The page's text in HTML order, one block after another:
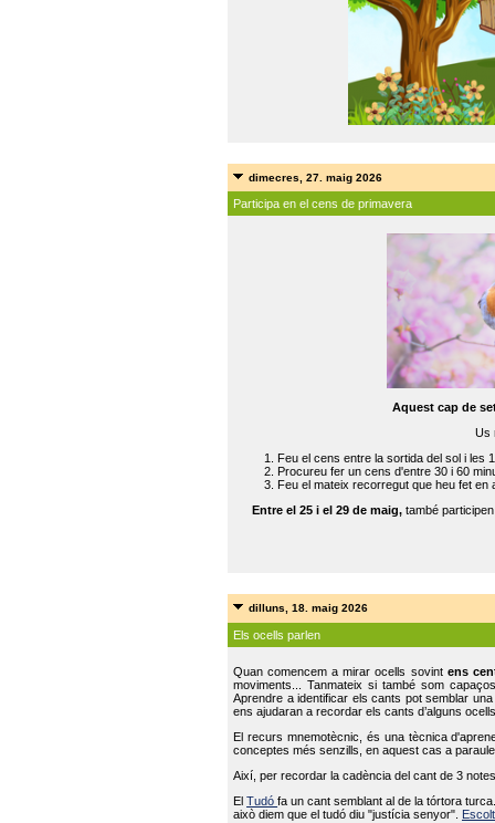
dimecres, 27. maig 2026
Participa en el cens de primavera
Aquest cap de
Us
Feu el cens entre la sortida del sol i les
Procureu fer un cens d'entre 30 i 60
Feu el mateix recorregut que heu fet en
Entre el 25 i el 29 de maig, també
dilluns, 18. maig 2026
Els ocells parlen
Quan comencem a mirar ocells sovint ens
moviments... Tanmateix si també som
Aprendre a identificar els cants pot semblar
ens ajudaran a recordar els cants d’alguns
El recurs mnemotècnic, és una tècnica
conceptes més senzills, en aquest cas a
Així, per recordar la cadència del cant de 3
ElTudófa un cant semblant al de la tórtora
això diem que el tudó diu "justícia senyor".